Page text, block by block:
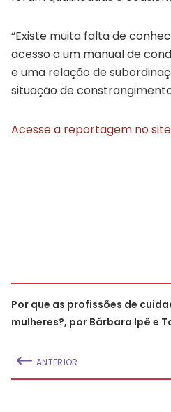
“Existe muita falta de
acesso a um manual de
e uma relação de
situação de
Acesse a reportagem no
Por que as profissões de
mulheres?, por Bárbara Ipê e
ANTERIOR